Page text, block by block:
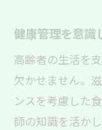
健康管理を意識
高齢者の生活を
欠かせません。
ンスを考慮した
師の知識を活か